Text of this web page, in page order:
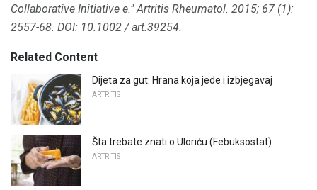
Collaborative Initiative e." Artritis Rheumatol. 2015; 67 (1):
2557-68. DOI: 10.1002 / art.39254.
Related Content
Dijeta za gut: Hrana koja jede i izbjegavaj
ARTRITIS
Šta trebate znati o Uloriću (Febuksostat)
ARTRITIS